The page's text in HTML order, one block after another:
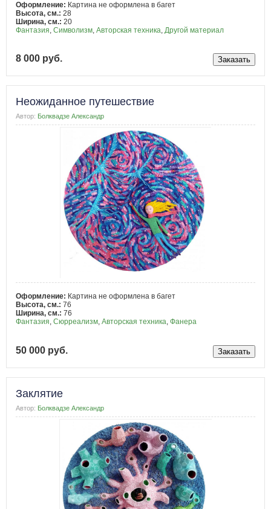
Оформление: Картина не оформлена в багет
Высота, см.: 28
Ширина, см.: 20
Фантазия, Символизм, Авторская техника, Другой материал
8 000 руб.
Неожиданное путешествие
Автор: Болквадзе Александр
Оформление: Картина не оформлена в багет
Высота, см.: 76
Ширина, см.: 76
Фантазия, Сюрреализм, Авторская техника, Фанера
50 000 руб.
Заклятие
Автор: Болквадзе Александр